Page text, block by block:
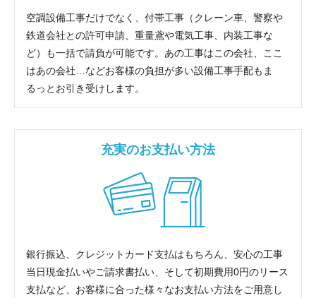
空調設備工事だけでなく、付帯工事（クレーン車、警察や
鉄道会社との許可申請、重量鳶や電気工事、内装工事な
ど）も一括で請負が可能です。あの工事はこの会社、ここ
はあの会社…などお客様の負担が多い設備工事手配もま
るっとお引き受けします。
充実のお支払い方法
銀行振込、クレジットカード支払はもちろん、安心の工事
当日現金払いやご請求書払い、そして初期費用0円のリース
支払など、お客様に合った様々なお支払い方法をご用意し